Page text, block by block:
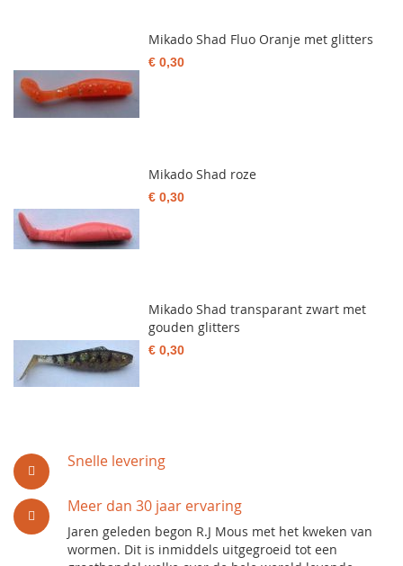
Snelle levering
Meer dan 30 jaar ervaring
Jaren geleden begon R.J Mous met het kweken van
wormen. Dit is inmiddels uitgegroeid tot een
Mikado Shad Fluo Oranje met glitters
€ 0,30
Mikado Shad roze
€ 0,30
Mikado Shad transparant zwart met
gouden glitters
€ 0,30